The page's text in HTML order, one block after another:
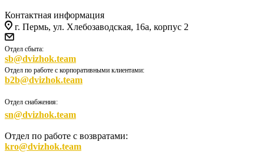
Контактная информация
г. Пермь, ул. Хлебозаводская, 16а, корпус 2
Отдел сбыта:
sb@dvizhok.team
Отдел по работе с корпоративными клиентами:
b2b@dvizhok.team
Отдел снабжения:
sn@dvizhok.team
Отдел по работе с возвратами:
kro@dvizhok.team